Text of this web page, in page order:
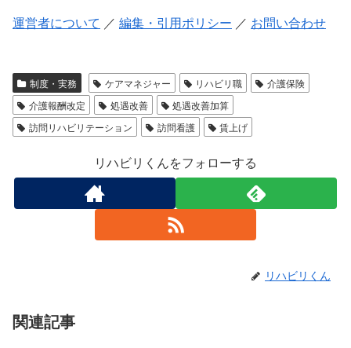
運営者について ／ 編集・引用ポリシー ／ お問い合わせ
制度・実務 ケアマネジャー リハビリ職
介護保険
介護報酬改定
処遇改善
処遇改善加算
訪問リハビリテーション
訪問看護 賃上げ
リハビリくんをフォローする
リハビリくん
関連記事